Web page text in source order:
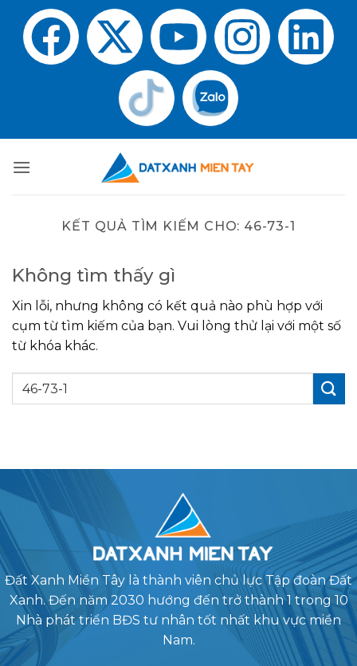
KẾT QUẢ TÌM KIẾM CHO: 46-73-1
Không tìm thấy gì
Xin lỗi, nhưng không có kết quả nào phù hợp với
cụm từ tìm kiếm của bạn. Vui lòng thử lại với một số
từ khóa khác.
Đất Xanh Miền Tây là thành viên chủ lực Tập đoàn Đất
Xanh. Đến năm 2030 hướng đến trở thành 1 trong 10
Nhà phát triển BĐS tư nhân tốt nhất khu vực miền
Nam.